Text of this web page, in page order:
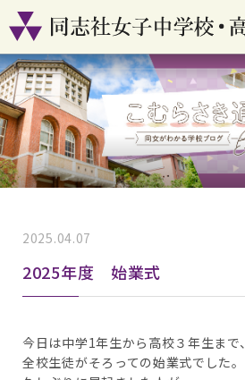
学校案内
コース紹介
学校生活
入試情報
資料請求
2025.04.07
2025年度 始業式
今日は中学1年生から高校３年生まで、
全校生徒がそろっての始業式でした。